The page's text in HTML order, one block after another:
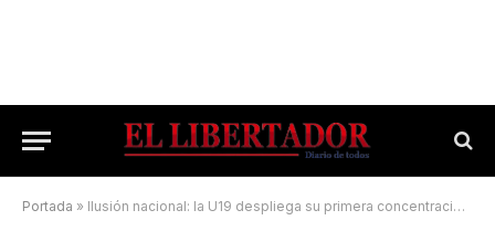
Portada » Ilusión nacional: la U19 despliega su primera concentración en el Cenard